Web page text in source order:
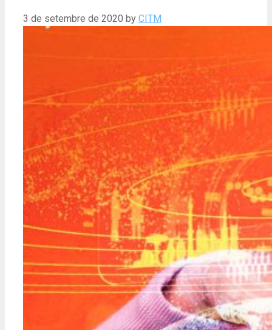
3 de setembre de 2020 by CITM